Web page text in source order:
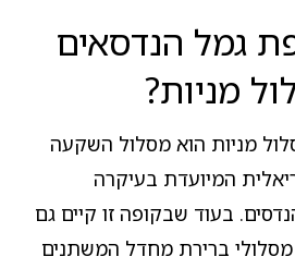
גמל הנדסאים
מניות?
מניות הוא מסלול השקעה
המיועדת בעיקרה
בעוד שבקופה זו קיים גם
מסלולי ברירת מחדל המשתנים